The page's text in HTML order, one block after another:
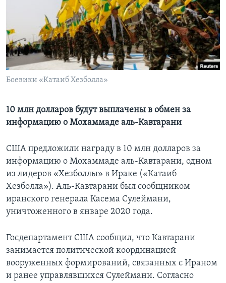
Learning English
СОЦИАЛЬНЫЕ СЕТИ
Боевики «Катаиб Хезболла»
10 млн долларов будут выплачены в обмен за
информацию о Мохаммаде аль-Кавтарани
США предложили награду в 10 млн долларов за
информацию о Мохаммаде аль-Кавтарани, одном
из лидеров «Хезболлы» в Ираке («Катаиб
Хезболла»). Аль-Кавтарани был сообщником
иранского генерала Касема Сулеймани,
уничтоженного в январе 2020 года.
Госдепартамент США сообщил, что Кавтарани
занимается политической координацией
вооруженных формирований, связанных с Ираном
и ранее управлявшихся Сулеймани. Согласно